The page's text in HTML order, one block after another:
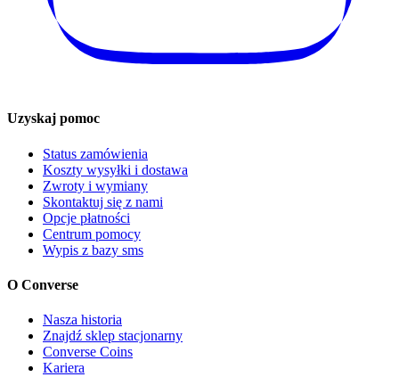
Uzyskaj pomoc
Status zamówienia
Koszty wysyłki i dostawa
Zwroty i wymiany
Skontaktuj się z nami
Opcje płatności
Centrum pomocy
Wypis z bazy sms
O Converse
Nasza historia
Znajdź sklep stacjonarny
Converse Coins
Kariera